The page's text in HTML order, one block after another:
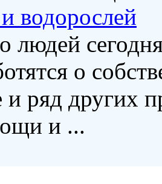
водорослей
о
и ряд других
и ...